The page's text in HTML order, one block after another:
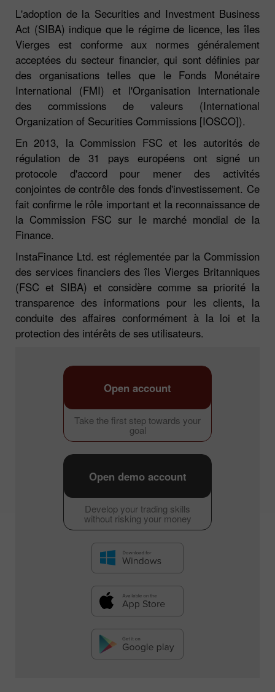
L'adoption de la Securities and Investment Business
Act (SIBA) indique que le régime de licence, les îles
Vierges est conforme aux normes généralement
acceptées du secteur financier, qui sont définies par
des organisations telles que le Fonds Monétaire
International (FMI) et l'Organisation Internationale
des commissions de valeurs (International
Organization of Securities Commissions [IOSCO]).
En 2013, la Commission FSC et les autorités de
régulation de 31 pays européens ont signé un
protocole d'accord pour mener des activités
conjointes de contrôle des fonds d'investissement. Ce
fait confirme le rôle important et la reconnaissance de
la Commission FSC sur le marché mondial de la
Finance.
InstaFinance Ltd. est réglementée par la Commission
des services financiers des îles Vierges Britanniques
(FSC et SIBA) et considère comme sa priorité la
transparence des informations pour les clients, la
conduite des affaires conformément à la loi et la
protection des intérêts de ses utilisateurs.
Take the first step towards your
goal
Open account
Develop your trading skills
without risking your money
Open demo account